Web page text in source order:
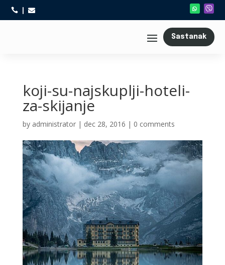
 
Sastanak
koji-su-najskuplji-hoteli-
za-skijanje
by administrator| dec 28, 2016 | 0 comments